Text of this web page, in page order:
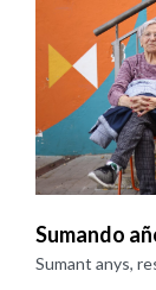
Sumando
Sumant anys,